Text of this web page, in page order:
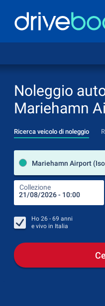
Noleggio
Mariehamn
Ricerca veicolo di noleggio
Mariehamn Airport
Collezione
Ho 26 - 69 anni
e vivo in Italia